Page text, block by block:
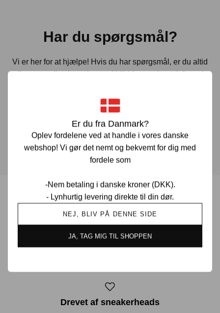
Er du fra Danmark?
Oplev fordelene ved at handle i vores danske
webshop! Vi gør det nemt og bekvemt for dig med
fordele som
-Nem betaling i danske kroner (DKK).
- Lynhurtig levering direkte til din dør.
NEJ, BLIV PÅ DENNE SIDE
JA, TAG MIG TIL SHOPPEN
Har du spørgsmål?
Vi er her for at hjælpe! Hvis du har spørgsmål, er du altid
velkommen til at kontakte os. Udfyld vores kontaktformular
muligt.
KONTAKT OS
Prisgaranti i Danmark
Drevet af sneakerheads